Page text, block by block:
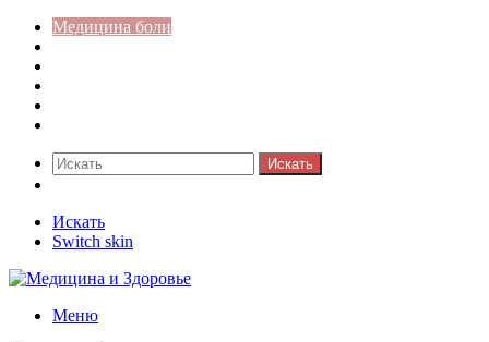
Медицина боли
Искать
Искать
Switch skin
Меню